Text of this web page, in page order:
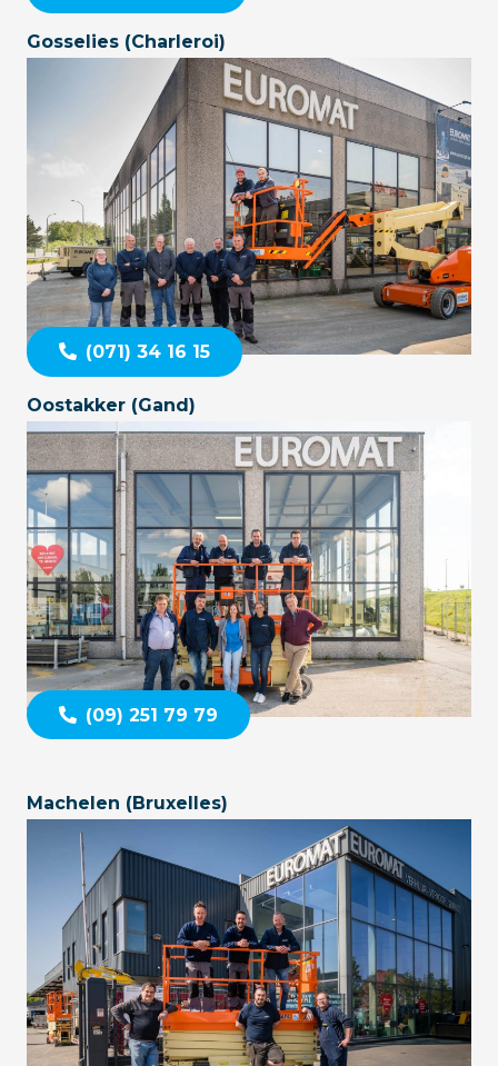
Gosselies (Charleroi)
(071) 34 16 15
Oostakker (Gand)
(09) 251 79 79
Machelen (Bruxelles)